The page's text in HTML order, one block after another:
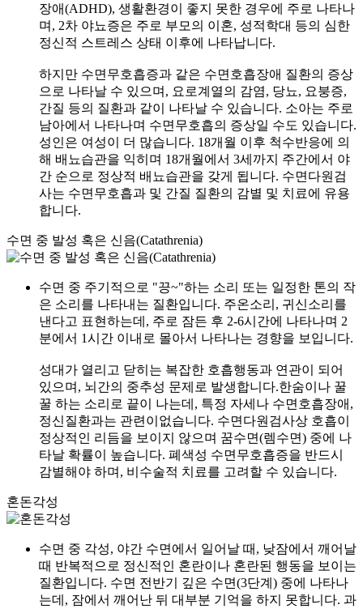
장애(ADHD), 생활환경이 좋지 못한 경우에 주로 나타나
며, 2차 야뇨증은 주로 부모의 이혼, 성적학대 등의 심한
정신적 스트레스 상태 이후에 나타납니다.
하지만 수면무호흡증과 같은 수면호흡장애 질환의 증상
으로 나타날 수 있으며, 요로계열의 감염, 당뇨, 요붕증,
간질 등의 질환과 같이 나타날 수 있습니다. 소아는 주로
남아에서 나타나며 수면무호흡의 증상일 수도 있습니다.
성인은 여성이 더 많습니다. 18개월 이후 척수반응에 의
해 배뇨습관을 익히며 18개월에서 3세까지 주간에서 야
간 순으로 정상적 배뇨습관을 갖게 됩니다. 수면다원검
사는 수면무호흡과 및 간질 질환의 감별 및 치료에 유용
합니다.
수면 중 발성 혹은 신음(Catathrenia)
수면 중 주기적으로 "끙~"하는 소리 또는 일정한 톤의 작
은 소리를 나타내는 질환입니다. 주온소리, 귀신소리를
낸다고 표현하는데, 주로 잠든 후 2-6시간에 나타나며 2
분에서 1시간 이내로 몰아서 나타나는 경향을 보입니다.
성대가 열리고 닫히는 복잡한 호흡행동과 연관이 되어
있으며, 뇌간의 중추성 문제로 발생합니다.한숨이나 꿀
꿀 하는 소리로 끝이 나는데, 특정 자세나 수면호흡장애,
정신질환과는 관련이없습니다. 수면다원검사상 호흡이
정상적인 리듬을 보이지 않으며 꿈수면(렘수면) 중에 나
타날 확률이 높습니다. 폐색성 수면무호흡증을 반드시
감별해야 하며, 비수술적 치료를 고려할 수 있습니다.
혼돈각성
수면 중 각성, 야간 수면에서 일어날 때, 낮잠에서 깨어날
때 반복적으로 정신적인 혼란이나 혼란된 행동을 보이는
질환입니다. 수면 전반기 깊은 수면(3단계) 중에 나타나
는데, 잠에서 깨어난 뒤 대부분 기억을 하지 못합니다. 과